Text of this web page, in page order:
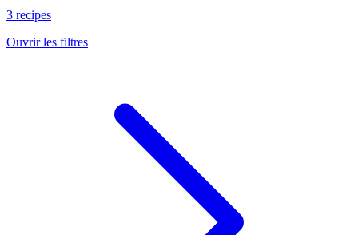
3 recipes
Ouvrir les filtres